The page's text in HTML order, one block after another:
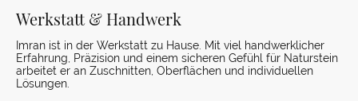
Werkstatt & Handwerk
Imran ist in der Werkstatt zu Hause. Mit viel handwerklicher
Erfahrung, Präzision und einem sicheren Gefühl für Naturstein
arbeitet er an Zuschnitten, Oberflächen und individuellen
Lösungen.